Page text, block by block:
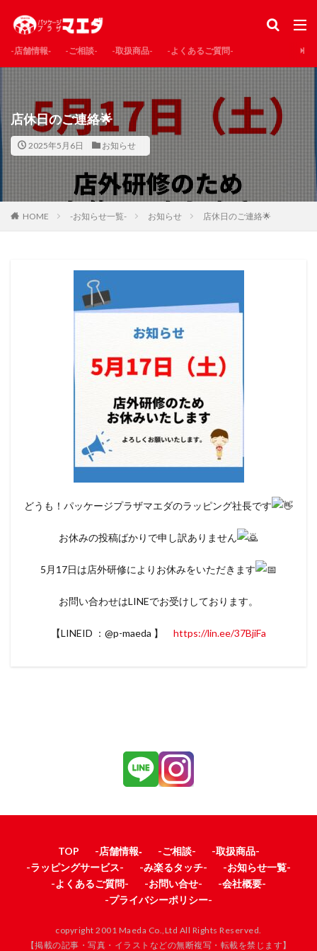
-店舗情報‐ -ご相談- -取扱商品- -よくあるご質問-
店休日のご連絡🌟
2025年5月6日 お知らせ
HOME -お知らせ一覧- お知らせ 店休日のご連絡🌟
どうも！パッケージプラザマエダのラッピング社長です
お休みの投稿ばかりで申し訳ありません
5月17日は店外研修によりお休みをいただきます
お問い合わせはLINEでお受けしております。
【LINEID ：@p-maeda 】 https://lin.ee/37BjiFa
TOP -店舗情報‐ -ご相談-
-取扱商品-
-ラッピングサービス-
-み楽るタッチ-
-お知らせ一覧-
-よくあるご質問-
-お問い合せ-
-会社概要-
-プライバシーポリシー-
copyright 2001 Maeda Co.,Ltd All Rights Reserved.
【掲載の記事・写真・イラストなどの無断複写・転載を禁じます】